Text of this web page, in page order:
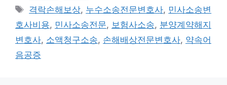
Tags
격락손해보상, 누수소송전문변호사, 민사소송변
호사비용, 민사소송전문, 보험사소송, 분양계약해지
변호사, 소액청구소송, 손해배상전문변호사, 약속어
음공증